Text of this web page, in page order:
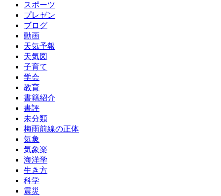
スポーツ
プレゼン
ブログ
動画
天気予報
天気図
子育て
学会
教育
書籍紹介
書評
未分類
梅雨前線の正体
気象
気象楽
海洋学
生き方
科学
震災